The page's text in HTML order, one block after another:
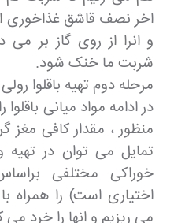
اخر نصف قاشق غذاخوری
و انرا از روی گاز بر
شربت ما خنک شود.
مرحله دوم تهیه باقلوا
در ادامه مواد میانی
منظور ، مقدار کافی
تمایل می توان در تهیه
خوراکی مختلفی
اختیاری است) را همراه
می ریزیم و انها را خرد می